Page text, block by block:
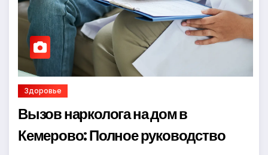
Здоровье
Вызов нарколога на дом в
Кемерово: Полное руководство